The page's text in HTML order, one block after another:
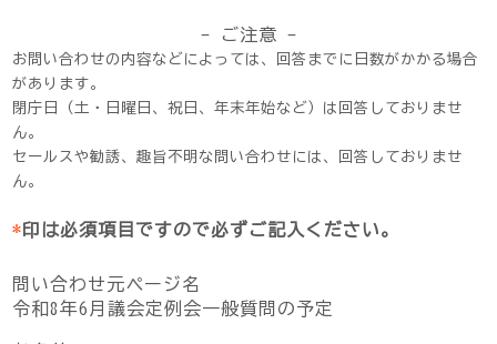
- ご注意 -
お問い合わせの内容などによっては、回答までに日数がかかる場合
があります。
閉庁日（土・日曜日、祝日、年末年始など）は回答しておりませ
ん。
セールスや勧誘、趣旨不明な問い合わせには、回答しておりませ
ん。
*印は必須項目ですので必ずご記入ください。
問い合わせ元ページ名
令和8年6月議会定例会一般質問の予定